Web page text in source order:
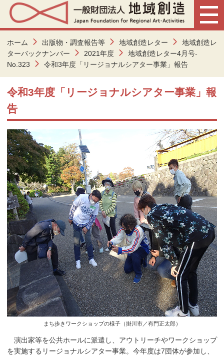
ホーム 出版物・調査報告等 地域創造レター
地域創造レ
ターバックナンバー
2021年度
地域創造レター4月号-
No.323
令和3年度「リージョナルシアター事業」報告
令和3年度「リージョナルシアター事業」報
告
まち歩きワークショップの様子（掛川市／有門正太郎）
演出家等を公共ホールに派遣し、アウトリーチやワークショップ
を実施するリージョナルシアター事業。今年度は7団体が参加し、